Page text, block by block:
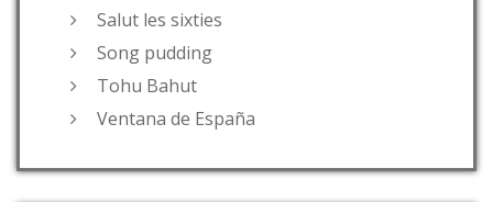
Salut les sixties
Song pudding
Tohu Bahut
Ventana de España